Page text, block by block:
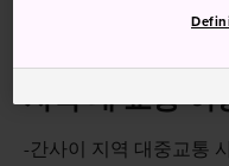
-간사이 국제공항 이용
지역 내 교통 이
-간사이 지역 대중교통